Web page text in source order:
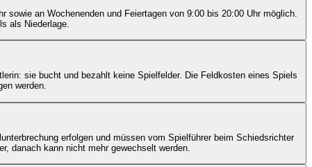
an Wochenenden und Feiertagen von 9:00 bis 20:00 Uhr möglich.
als Niederlage.
sie bucht und bezahlt keine Spielfelder. Die Feldkosten eines Spiels
werden.
erfolgen und müssen vom Spielführer beim Schiedsrichter
danach kann nicht mehr gewechselt werden.